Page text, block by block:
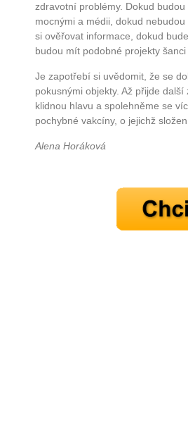
zdravotní problémy. Dokud
mocnými a médii, dokud
si ověřovat informace, dokud
budou mít podobné projekty
Je zapotřebí si uvědomit, že se
pokusnými objekty. Až přijde
klidnou hlavu a spolehněme se
pochybné vakcíny, o jejichž
Alena Horáková